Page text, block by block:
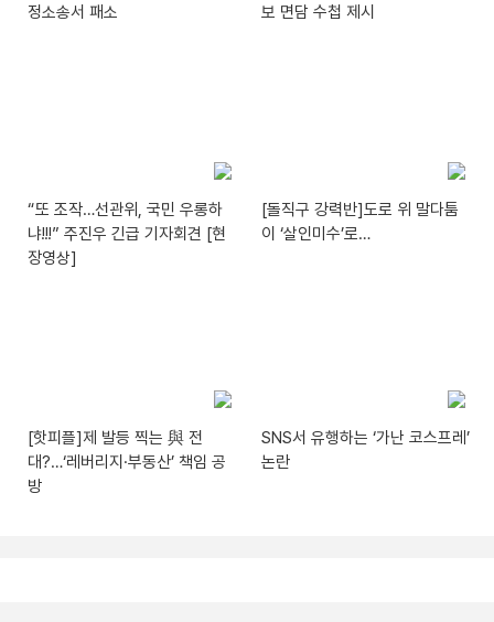
정소송서 패소
보 면담 수첩 제시
“또 조작…선관위, 국민 우롱하
냐!!!” 주진우 긴급 기자회견 [현
장영상]
[돌직구 강력반]도로 위 말다툼
이 ‘살인미수’로…
[핫피플]제 발등 찍는 與 전
대?…‘레버리지·부동산’ 책임 공
방
SNS서 유행하는 ‘가난 코스프레’
논란